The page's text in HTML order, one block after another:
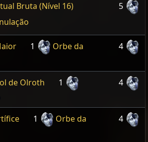
Bruta (Nível 16)
5
1
Orbe da
4
de Olroth
1
4
1
Orbe da
4